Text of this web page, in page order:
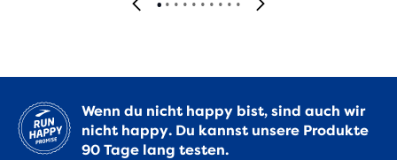
Wenn du nicht happy bist, sind auch wir
nicht happy. Du kannst unsere Produkte
90 Tage lang testen.